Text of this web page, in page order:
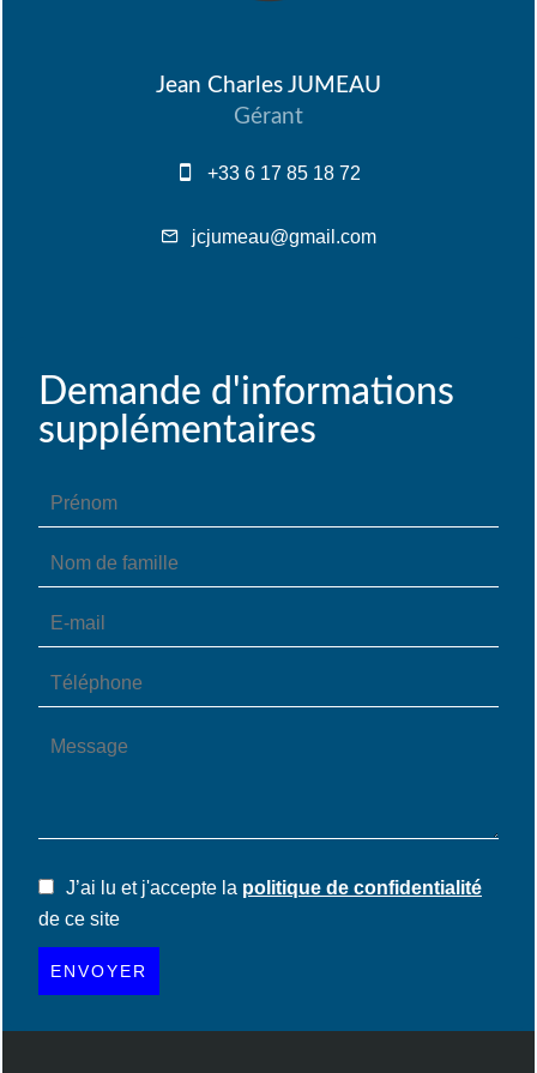
Jean Charles JUMEAU
Gérant
+33 6 17 85 18 72
jcjumeau@gmail.com
Demande d'informations
supplémentaires
J’ai lu et j'accepte la politique de confidentialité
de ce site
ENVOYER